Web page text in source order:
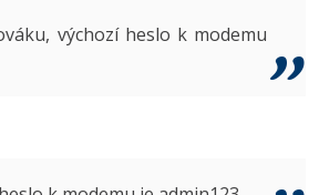
výchozí heslo k modemu